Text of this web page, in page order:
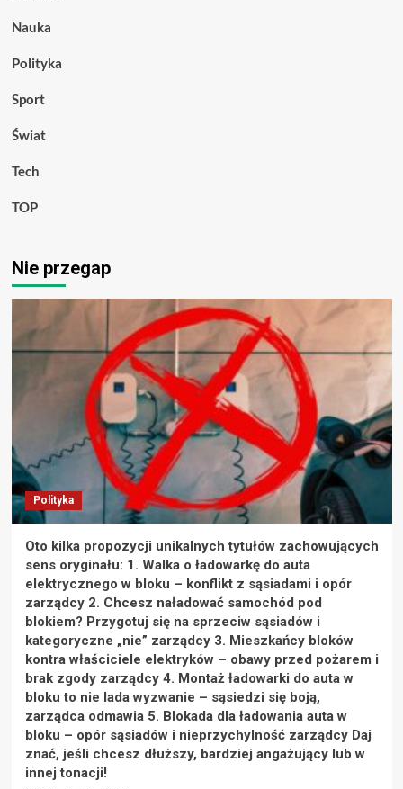
Nauka
Polityka
Sport
Świat
Tech
TOP
Nie przegap
Polityka
Oto kilka propozycji unikalnych tytułów zachowujących
sens oryginału: 1. Walka o ładowarkę do auta
elektrycznego w bloku – konflikt z sąsiadami i opór
zarządcy 2. Chcesz naładować samochód pod
blokiem? Przygotuj się na sprzeciw sąsiadów i
kategoryczne „nie” zarządcy 3. Mieszkańcy bloków
kontra właściciele elektryków – obawy przed pożarem i
brak zgody zarządcy 4. Montaż ładowarki do auta w
bloku to nie lada wyzwanie – sąsiedzi się boją,
zarządca odmawia 5. Blokada dla ładowania auta w
bloku – opór sąsiadów i nieprzychylność zarządcy Daj
znać, jeśli chcesz dłuższy, bardziej angażujący lub w
innej tonacji!